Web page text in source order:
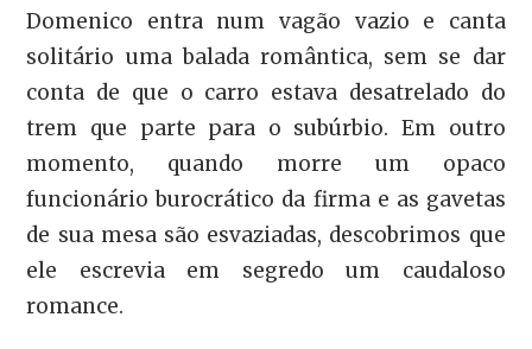
Domenico entra num vagão vazio e canta
solitário uma balada romântica, sem se dar
conta de que o carro estava desatrelado do
trem que parte para o subúrbio. Em outro
momento, quando morre um opaco
funcionário burocrático da firma e as gavetas
de sua mesa são esvaziadas, descobrimos que
ele escrevia em segredo um caudaloso
romance.